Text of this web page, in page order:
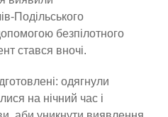
Подільського
безпілотного
стався вночі.
одягнули
на нічний час і